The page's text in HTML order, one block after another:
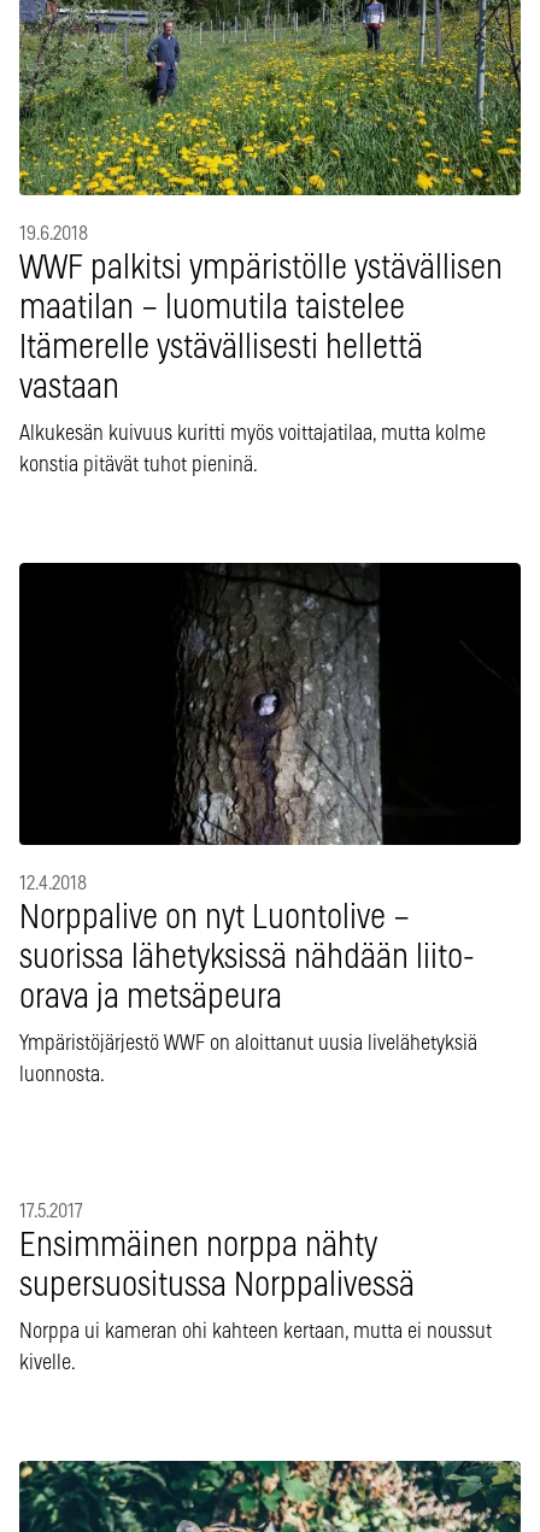
19.6.2018
WWF palkitsi ympäristölle ystävällisen
maatilan – luomutila taistelee
Itämerelle ystävällisesti hellettä
vastaan
Alkukesän kuivuus kuritti myös voittajatilaa, mutta kolme
konstia pitävät tuhot pieninä.
12.4.2018
Norppalive on nyt Luontolive –
suorissa lähetyksissä nähdään liito-
orava ja metsäpeura
Ympäristöjärjestö WWF on aloittanut uusia livelähetyksiä
luonnosta.
17.5.2017
Ensimmäinen norppa nähty
supersuositussa Norppalivessä
Norppa ui kameran ohi kahteen kertaan, mutta ei noussut
kivelle.